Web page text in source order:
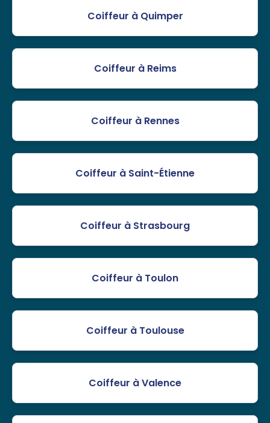
Coiffeur à Quimper
Coiffeur à Reims
Coiffeur à Rennes
Coiffeur à Saint-Étienne
Coiffeur à Strasbourg
Coiffeur à Toulon
Coiffeur à Toulouse
Coiffeur à Valence